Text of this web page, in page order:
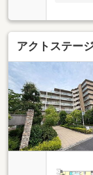
した
アクトステー